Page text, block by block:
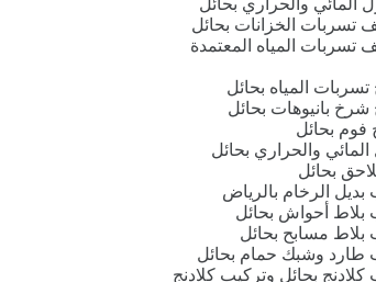
المائي والحراري بحائل
الخزانات بحائل
المياه المعتمدة
المياه بحائل
بانيوهات بحائل
بحائل
والحراري بحائل
بحائل
الرخام بالرياض
أحواش بحائل
مسابح بحائل
طارد وشبك حمام بحائل
بحائل وتركيب كلادنج